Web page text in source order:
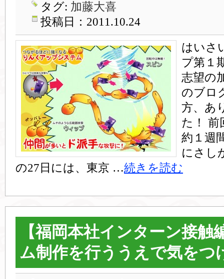
タグ: 加藤大喜
投稿日：2011.10.24
はいさ
プ第１
志望の
のブロ
方、あ
た！ 前
約１週
にさし
の27日には、東京 …続きを読む
【福岡本社インターン接触
ム制作を行ううえで気をつ